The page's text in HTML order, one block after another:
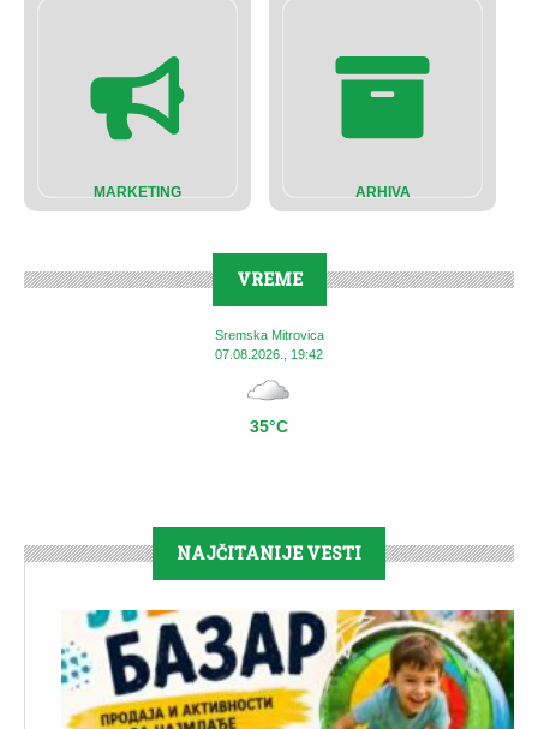
MARKETING ARHIVA
VREME
Sremska Mitrovica
07.08.2026., 19:42
35°C
NAJČITANIJE VESTI